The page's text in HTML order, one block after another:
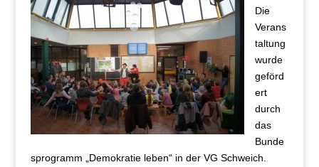
Die
Verans
taltung
wurde
geförd
ert
durch
das
Bunde
sprogramm „Demokratie leben“ in der VG Schweich.